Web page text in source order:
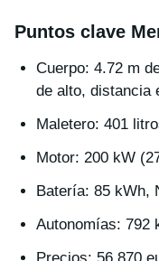
Puntos clave
Cuerpo: 4.72 m
de alto, distancia
Maletero: 401
Motor: 200 kW
Batería: 85 kWh,
Autonomías: 792